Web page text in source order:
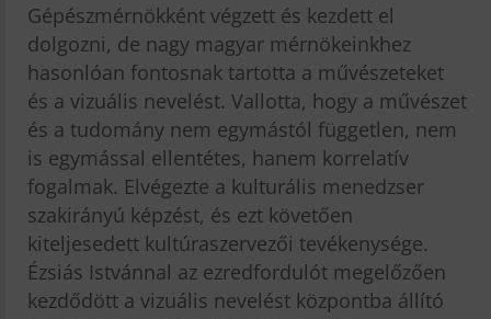
Gépészmérnökként végzett és kezdett el
dolgozni, de nagy magyar mérnökeinkhez
hasonlóan fontosnak tartotta a művészeteket
és a vizuális nevelést. Vallotta, hogy a művészet
és a tudomány nem egymástól független, nem
is egymással ellentétes, hanem korrelatív
fogalmak. Elvégezte a kulturális menedzser
szakirányú képzést, és ezt követően
kiteljesedett kultúraszervezői tevékenysége.
Ézsiás Istvánnal az ezredfordulót megelőzően
kezdődött a vizuális nevelést központba állító